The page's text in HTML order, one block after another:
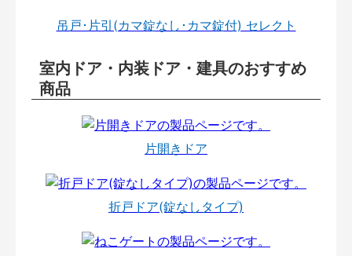
吊戸･片引(カマ錠なし･カマ錠付) セレクト
室内ドア・内装ドア・建具のおすすめ
商品
片開きドア
折戸ドア(錠なしタイプ)